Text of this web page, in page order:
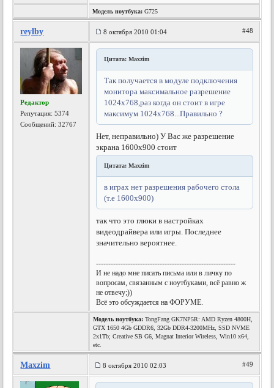
Модель ноутбука: G725
reylby 8 октября 2010 01:04 #48
Редактор
Репутация:5374
Сообщений: 32767
Цитата: Maxzim
Так получается в модуле подключения
монитора максимальное разрешение
1024х768,раз когда он стоит в игре
максимум 1024х768...Правильно ?
Нет, неправильно) У Вас же разрешение
экрана 1600х900 стоит
Цитата: Maxzim
в играх нет разрешения рабочего стола
(т.е 1600х900)
так что это глюки в настройках
видеодрайвера или игры. Последнее
значительно вероятнее.
---------------------------------------------------------
И не надо мне писать письма или в личку по
вопросам, связанным с ноутбуками, всё равно ж
не отвечу;))
Всё это обсуждается на ФОРУМЕ.
Модель ноутбука: TongFang GK7NP5R: AMD Ryzen 4800H,
GTX 1650 4Gb GDDR6, 32Gb DDR4-3200MHz, SSD NVME
2x1Tb; Creative SB G6, Magnat Interior Wireless, Win10 x64,
etc.
Maxzim 8 октября 2010 02:03 #49